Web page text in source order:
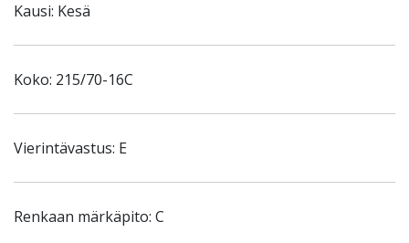
Kausi: Kesä
Koko: 215/70-16C
Vierintävastus: E
Renkaan märkäpito: C